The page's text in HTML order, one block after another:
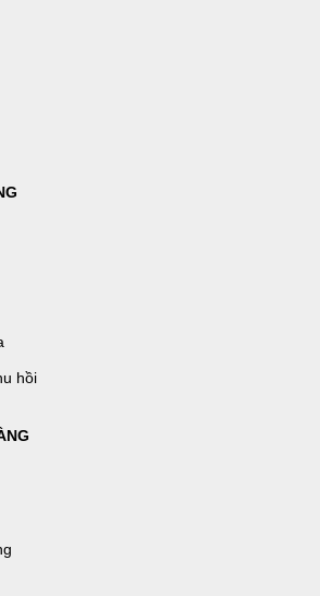
hồi